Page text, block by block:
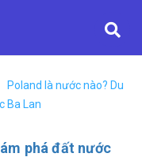
Poland là nước nào? Du
Ba Lan
phá đất nước